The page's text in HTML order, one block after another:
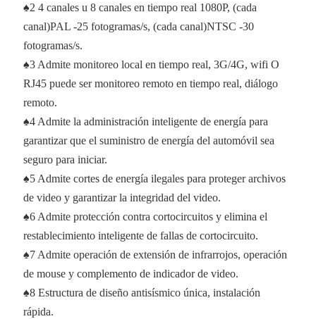
♠2 4 canales u 8 canales en tiempo real 1080P, (cada
canal)PAL -25 fotogramas/s, (cada canal)NTSC -30
fotogramas/s.
♠3 Admite monitoreo local en tiempo real, 3G/4G, wifi O
RJ45 puede ser monitoreo remoto en tiempo real, diálogo
remoto.
♠4 Admite la administración inteligente de energía para
garantizar que el suministro de energía del automóvil sea
seguro para iniciar.
♠5 Admite cortes de energía ilegales para proteger archivos
de video y garantizar la integridad del video.
♠6 Admite protección contra cortocircuitos y elimina el
restablecimiento inteligente de fallas de cortocircuito.
♠7 Admite operación de extensión de infrarrojos, operación
de mouse y complemento de indicador de video.
♠8 Estructura de diseño antisísmico única, instalación
rápida.